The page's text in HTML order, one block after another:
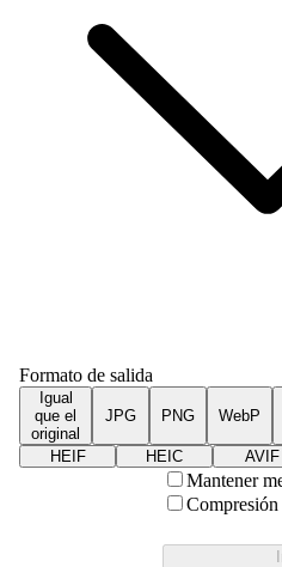
Formato de salida
Igual
que el
original
JPG PNG WebP
HEIF HEIC AVIF
Mantener